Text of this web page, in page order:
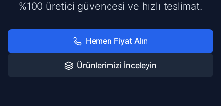
%100 üretici güvencesi ve hızlı teslimat.
Hemen Fiyat Alın
Ürünlerimizi İnceleyin